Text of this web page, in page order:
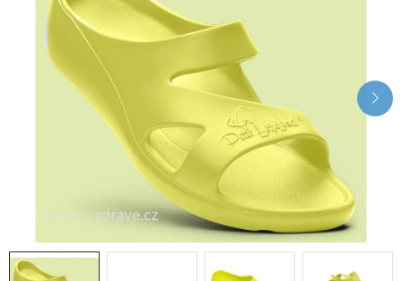
KANCELÁŘSKÉ KONTEJNERY
KANCELÁŘSKÉ ŽIDLE A KŘESLA
OBLÍBENÉ KATEGORIE
PODSEDÁKY NA ŽIDLE
ZDRAVOTNICKÉ POMŮCKY